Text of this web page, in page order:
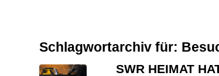
Schlagwortarchiv für:
SWR HEIMAT